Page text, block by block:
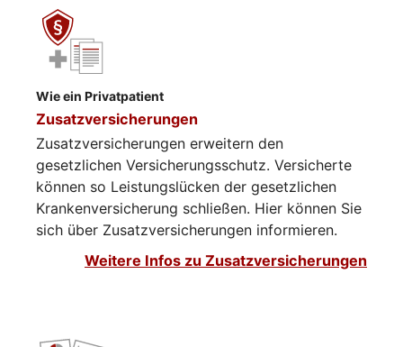
Wie ein Privatpatient
Zusatzversicherungen
Zusatzversicherungen erweitern den
gesetzlichen Versicherungsschutz. Versicherte
können so Leistungslücken der gesetzlichen
Krankenversicherung schließen. Hier können Sie
sich über Zusatzversicherungen informieren.​​​​
Weitere Infos zu Zusatzversicherungen